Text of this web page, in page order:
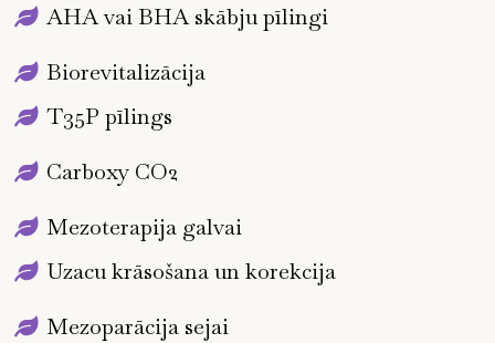
AHA vai BHA skābju pīlingi
Biorevitalizācija
T35P pīlings
Carboxy CO2
Mezoterapija galvai
Uzacu krāsošana un korekcija
Mezoparācija sejai